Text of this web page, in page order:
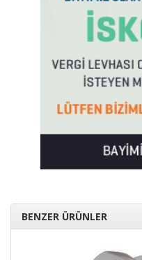
BENZER ÜRÜNLER